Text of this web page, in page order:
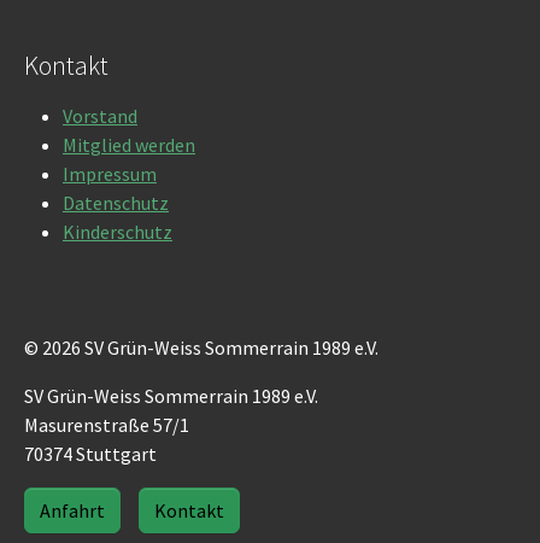
Kontakt
Vorstand
Mitglied werden
Impressum
Datenschutz
Kinderschutz
© 2026 SV Grün-Weiss Sommerrain 1989 e.V.
SV Grün-Weiss Sommerrain 1989 e.V.
Masurenstraße 57/1
70374 Stuttgart
Anfahrt Kontakt